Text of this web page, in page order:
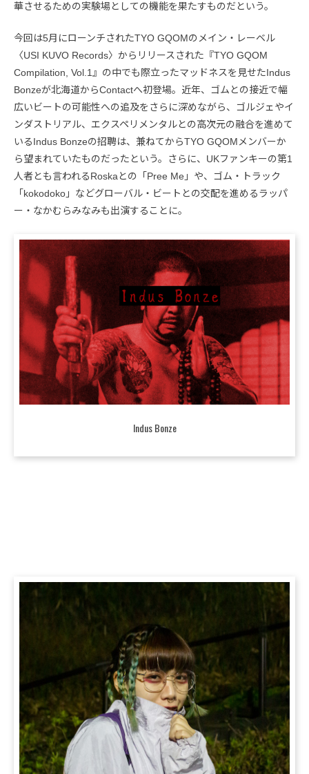
華させるための実験場としての機能を果たすものだという。
今回は5月にローンチされたTYO GQOMのメイン・レーベル
〈USI KUVO Records〉からリリースされた『TYO GQOM
Compilation, Vol.1』の中でも際立ったマッドネスを見せたIndus
Bonzeが北海道からContactへ初登場。近年、ゴムとの接近で幅
広いビートの可能性への追及をさらに深めながら、ゴルジェやイ
ンダストリアル、エクスペリメンタルとの高次元の融合を進めて
いるIndus Bonzeの招聘は、兼ねてからTYO GQOMメンバーか
ら望まれていたものだったという。さらに、UKファンキーの第1
人者とも言われるRoskaとの「Pree Me」や、ゴム・トラック
「kokodoko」などグローバル・ビートとの交配を進めるラッパ
ー・なかむらみなみも出演することに。
Indus Bonze